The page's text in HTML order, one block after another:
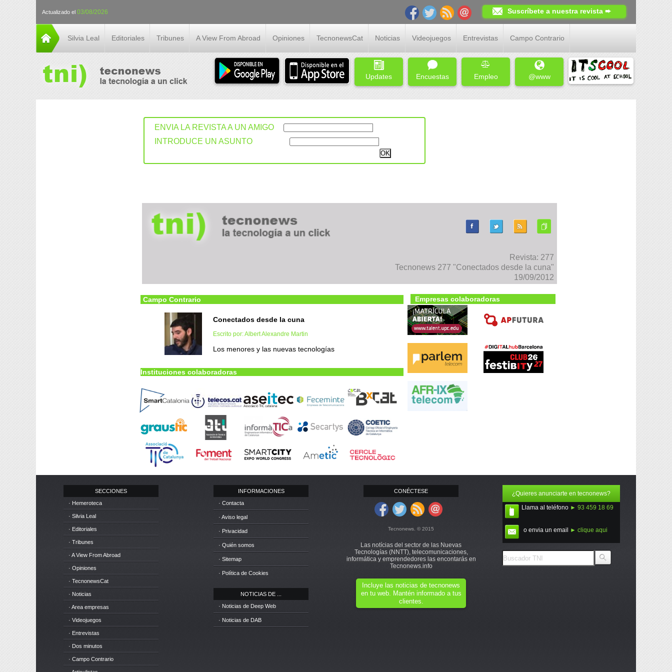
Actualizado el 03/08/2026 Suscríbete a nuestra revista ➨
Silvia Leal Editoriales Tribunes A View From Abroad Opiniones TecnonewsCat Noticias Videojuegos Entrevistas Campo Contrario
Updates Encuestas Empleo @www
ENVIA LA REVISTA A UN AMIGO
INTRODUCE UN ASUNTO
Revista: 277
Tecnonews 277 "Conectados desde la cuna"
19/09/2012
Campo Contrario
Conectados desde la cuna
Escrito por: Albert Alexandre Martin
Los menores y las nuevas tecnologías
Instituciones colaboradoras
Empresas colaboradoras
SECCIONES
· Hemeroteca
· Silvia Leal
· Editoriales
· Tribunes
· A View From Abroad
· Opiniones
· TecnonewsCat
· Noticias
· Area empresas
· Videojuegos
· Entrevistas
· Dos minutos
· Campo Contrario
INFORMACIONES
· Contacta
· Aviso legal
· Privacidad
· Quién somos
· Sitemap
· Política de Cookies
NOTICIAS DE ...
· Noticias de Deep Web
· Noticias de DAB
CONÉCTESE
Tecnonews. © 2015
Las notícias del sector de las Nuevas
Tecnologías (NNTT), telecomunicaciones,
informática y emprendedores las encontarás en
Tecnonews.info
Incluye las noticias de tecnonews
en tu web. Mantén informado a tus
clientes.
¿Quieres anunciarte en tecnonews?
Llama al teléfono ► 93 459 18 69
o envia un email ► clique aqui